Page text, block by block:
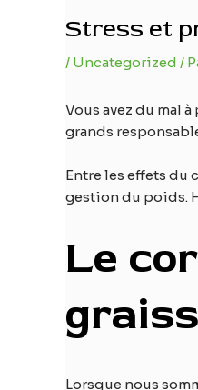
Stress et
/ Uncategorized /
Vous avez du mal
grands
Entre les effets du
gestion du poids.
Le
Lorsque nous